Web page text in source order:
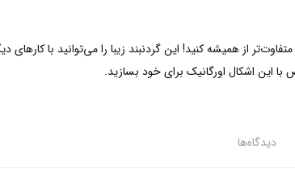
متفاوت‌تر از همیشه کنید! این گردنبند زیبا را می‌توانید با
این اشکال اورگانیک برای خود بسازید.
دیدگاه‌ها